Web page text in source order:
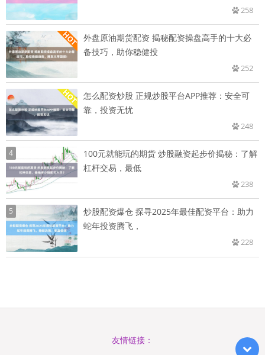
258
外盘原油期货配资 揭秘配资操盘高手的十大必
备技巧，助你稳健投
252
怎么配资炒股 正规炒股平台APP推荐：安全可
靠，投资无忧
248
4
100元就能玩的期货 炒股融资起步价揭秘：了解
杠杆交易，最低
238
5
炒股配资爆仓 探寻2025年最佳配资平台：助力
蛇年投资腾飞，
228
友情链接：